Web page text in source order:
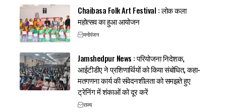
Chaibasa Folk Art Festival : लोक कला
महोत्सव का हुआ आयोजन
मनोरंजन
Jamshedpur News : परियोजना निदेशक,
आईटीडीए ने प्रशिणार्थियों को किया संबोधित, कहा-
मतगणना कार्य की संवेदनशीलता को समझते हुए
ट्रेनिंग में शंकाओं को दूर करें
राज्य